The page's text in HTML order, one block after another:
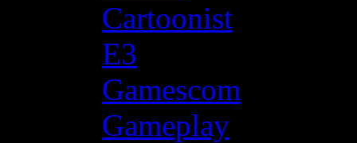
Cartoonist
E3
Gamescom
Gameplay